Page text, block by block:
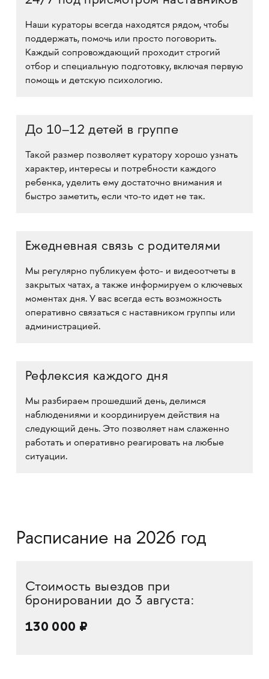
Наши кураторы всегда находятся рядом, чтобы
поддержать, помочь или просто поговорить.
Каждый сопровождающий проходит строгий
отбор и специальную подготовку, включая первую
помощь и детскую психологию.
До 10–12 детей в группе
Такой размер позволяет куратору хорошо узнать
характер, интересы и потребности каждого
ребенка, уделить ему достаточно внимания и
быстро заметить, если что-то идет не так.
Ежедневная связь с родителями
Мы регулярно публикуем фото- и видеоотчеты в
закрытых чатах, а также информируем о ключевых
моментах дня. У вас всегда есть возможность
оперативно связаться с наставником группы или
администрацией.
Рефлексия каждого дня
Мы разбираем прошедший день, делимся
наблюдениями и координируем действия на
следующий день. Это позволяет нам слаженно
работать и оперативно реагировать на любые
ситуации.
Расписание на 2026 год
Стоимость выездов при
бронировании до 3 августа:
130 000 ₽